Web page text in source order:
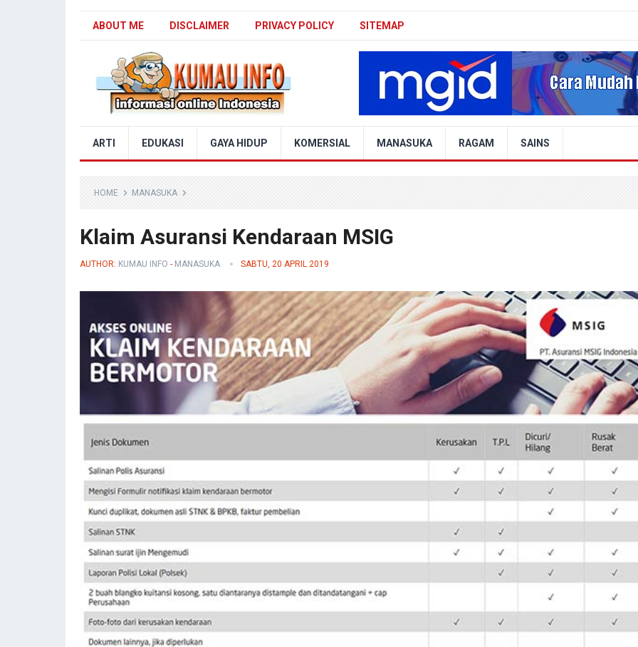
ABOUT ME DISCLAIMER PRIVACY POLICY SITEMAP
ARTI EDUKASI GAYA HIDUP KOMERSIAL MANASUKA RAGAM SAINS
HOME MANASUKA
Klaim Asuransi Kendaraan MSIG
AUTHOR: KUMAU INFO - MANASUKA SABTU, 20 APRIL 2019